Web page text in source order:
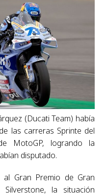
(Ducati Team) había
las carreras Sprinte del
MotoGP, logrando la
disputado.
Gran Premio de Gran
la situación